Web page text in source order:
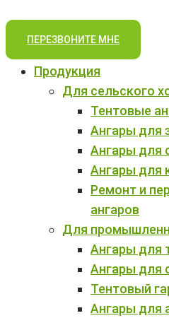
ПЕРЕЗВОНИТЕ МНЕ
Продукция
Для сельского
Тентовые
Ангары для
Ангары для
Ангары для
Ремонт и
ангаров
Для
Ангары для
Ангары для
Тентовый
Ангары для